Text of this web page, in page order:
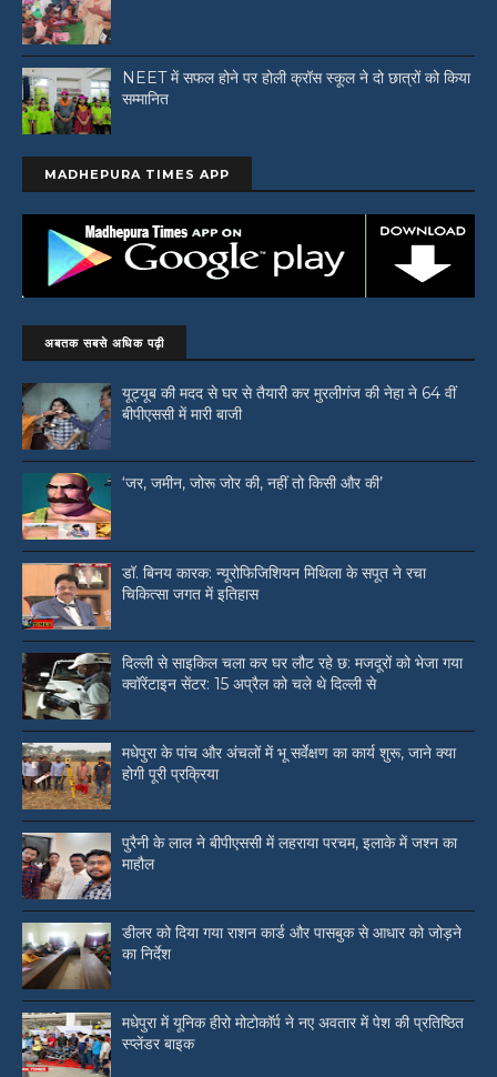
NEET में सफल होने पर होली क्रॉस स्कूल ने दो छात्रों को किया
सम्मानित
MADHEPURA TIMES APP
अबतक सबसे अधिक पढ़ी
यूट्यूब की मदद से घर से तैयारी कर मुरलीगंज की नेहा ने 64 वीं
बीपीएससी में मारी बाजी
‘जर, जमीन, जोरू जोर की, नहीं तो किसी और की’
डॉ. बिनय कारक: न्यूरोफिजिशियन मिथिला के सपूत ने रचा
चिकित्सा जगत में इतिहास
दिल्ली से साइकिल चला कर घर लौट रहे छ: मजदूरों को भेजा गया
क्वॉरेंटाइन सेंटर: 15 अप्रैल को चले थे दिल्ली से
मधेपुरा के पांच और अंचलों में भू सर्वेक्षण का कार्य शुरू, जाने क्या
होगी पूरी प्रक्रिया
पुरैनी के लाल ने बीपीएससी में लहराया परचम, इलाके में जश्न का
माहौल
डीलर को दिया गया राशन कार्ड और पासबुक से आधार को जोड़ने
का निर्देश
मधेपुरा में यूनिक हीरो मोटोकॉर्प ने नए अवतार में पेश की प्रतिष्ठित
स्प्लेंडर बाइक